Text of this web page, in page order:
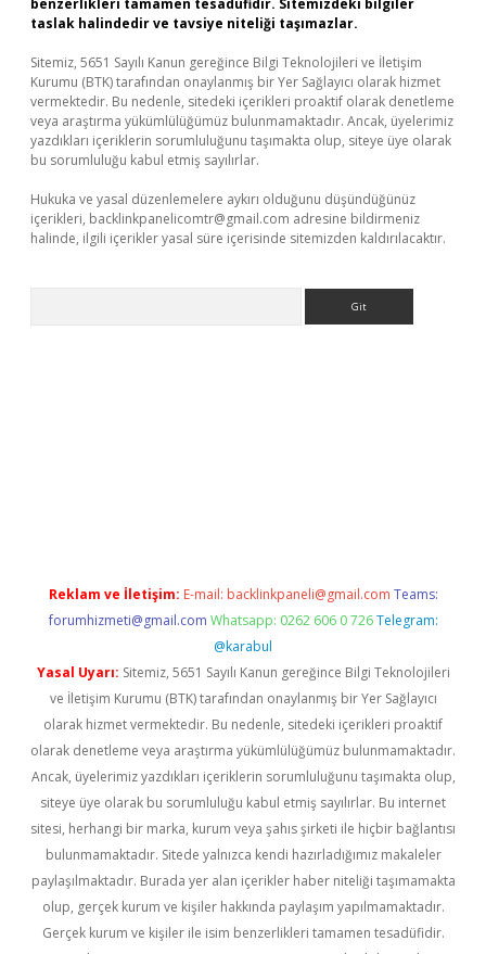
benzerlikleri tamamen tesadüfidir. Sitemizdeki bilgiler
taslak halindedir ve tavsiye niteliği taşımazlar.
Sitemiz, 5651 Sayılı Kanun gereğince Bilgi Teknolojileri ve İletişim
Kurumu (BTK) tarafından onaylanmış bir Yer Sağlayıcı olarak hizmet
vermektedir. Bu nedenle, sitedeki içerikleri proaktif olarak denetleme
veya araştırma yükümlülüğümüz bulunmamaktadır. Ancak, üyelerimiz
yazdıkları içeriklerin sorumluluğunu taşımakta olup, siteye üye olarak
bu sorumluluğu kabul etmiş sayılırlar.
Hukuka ve yasal düzenlemelere aykırı olduğunu düşündüğünüz
içerikleri, backlinkpanelicomtr@gmail.com adresine bildirmeniz
halinde, ilgili içerikler yasal süre içerisinde sitemizden kaldırılacaktır.
Reklam ve İletişim: E-mail: backlinkpaneli@gmail.com Teams:
forumhizmeti@gmail.com Whatsapp: 0262 606 0 726 Telegram:
@karabul
Yasal Uyarı: Sitemiz, 5651 Sayılı Kanun gereğince Bilgi Teknolojileri
ve İletişim Kurumu (BTK) tarafından onaylanmış bir Yer Sağlayıcı
olarak hizmet vermektedir. Bu nedenle, sitedeki içerikleri proaktif
olarak denetleme veya araştırma yükümlülüğümüz bulunmamaktadır.
Ancak, üyelerimiz yazdıkları içeriklerin sorumluluğunu taşımakta olup,
siteye üye olarak bu sorumluluğu kabul etmiş sayılırlar. Bu internet
sitesi, herhangi bir marka, kurum veya şahıs şirketi ile hiçbir bağlantısı
bulunmamaktadır. Sitede yalnızca kendi hazırladığımız makaleler
paylaşılmaktadır. Burada yer alan içerikler haber niteliği taşımamakta
olup, gerçek kurum ve kişiler hakkında paylaşım yapılmamaktadır.
Gerçek kurum ve kişiler ile isim benzerlikleri tamamen tesadüfidir.